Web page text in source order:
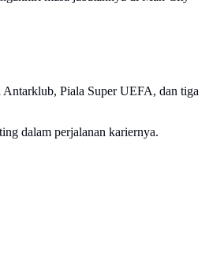
Piala Super UEFA, dan tiga
dalam perjalanan kariernya.